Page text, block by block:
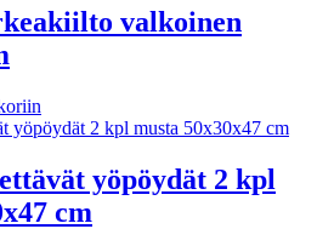
valkoinen
yöpöydät 2 kpl
cm